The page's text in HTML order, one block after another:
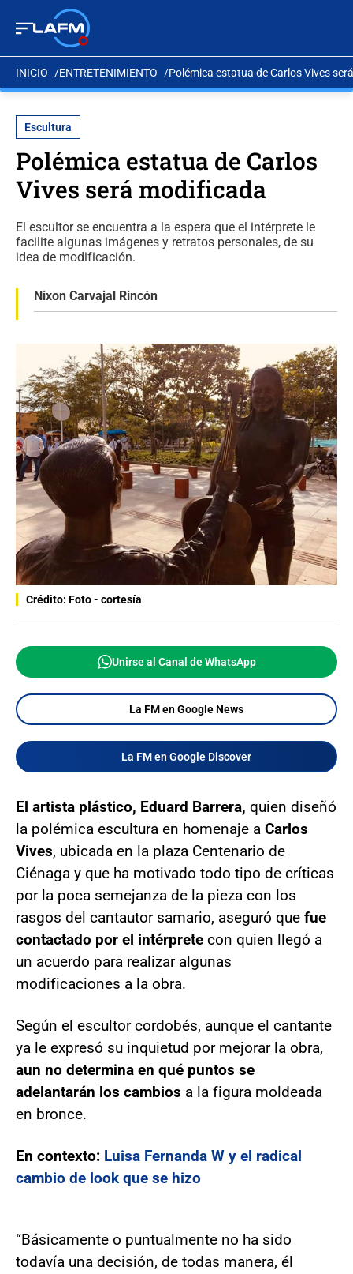
INICIO ENTRETENIMIENTO Polémica estatua de Carlos Vives
Escultura
Polémica estatua de Carlos
Vives será modificada
El escultor se encuentra a la espera que el intérprete le
facilite algunas imágenes y retratos personales, de su
idea de modificación.
Nixon Carvajal Rincón
Crédito: Foto - cortesía
Unirse al Canal de WhatsApp
La FM en Google News
La FM en Google Discover
El artista plástico, Eduard Barrera, quien diseñó
la polémica escultura en homenaje a Carlos
Vives, ubicada en la plaza Centenario de
Ciénaga y que ha motivado todo tipo de críticas
por la poca semejanza de la pieza con los
rasgos del cantautor samario, aseguró que fue
contactado por el intérprete con quien llegó a
un acuerdo para realizar algunas
modificaciones a la obra.
Según el escultor cordobés, aunque el cantante
ya le expresó su inquietud por mejorar la obra,
aun no determina en qué puntos se
adelantarán los cambios a la figura moldeada
en bronce.
En contexto: Luisa Fernanda W y el radical
cambio de look que se hizo
“Básicamente o puntualmente no ha sido
todavía una decisión, de todas manera, él